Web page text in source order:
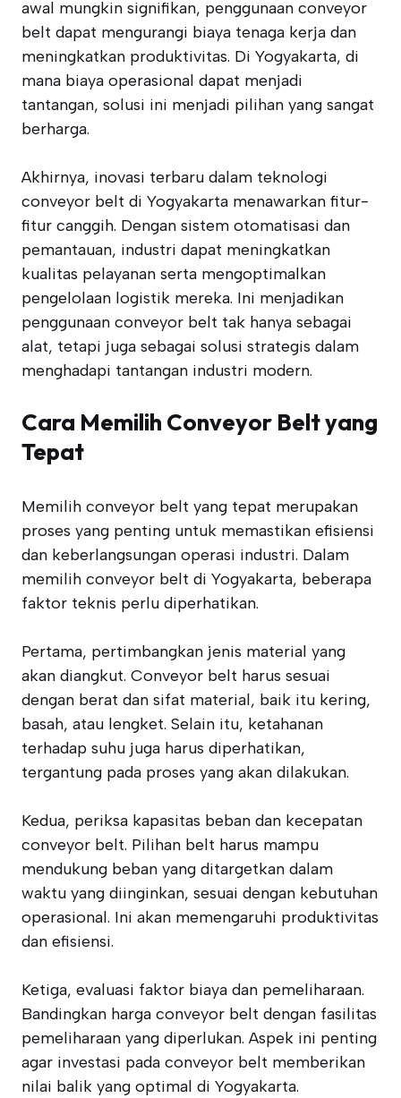
awal mungkin signifikan, penggunaan conveyor
belt dapat mengurangi biaya tenaga kerja dan
meningkatkan produktivitas. Di Yogyakarta, di
mana biaya operasional dapat menjadi
tantangan, solusi ini menjadi pilihan yang sangat
berharga.
Akhirnya, inovasi terbaru dalam teknologi
conveyor belt di Yogyakarta menawarkan fitur-
fitur canggih. Dengan sistem otomatisasi dan
pemantauan, industri dapat meningkatkan
kualitas pelayanan serta mengoptimalkan
pengelolaan logistik mereka. Ini menjadikan
penggunaan conveyor belt tak hanya sebagai
alat, tetapi juga sebagai solusi strategis dalam
menghadapi tantangan industri modern.
Cara Memilih Conveyor Belt yang
Tepat
Memilih conveyor belt yang tepat merupakan
proses yang penting untuk memastikan efisiensi
dan keberlangsungan operasi industri. Dalam
memilih conveyor belt di Yogyakarta, beberapa
faktor teknis perlu diperhatikan.
Pertama, pertimbangkan jenis material yang
akan diangkut. Conveyor belt harus sesuai
dengan berat dan sifat material, baik itu kering,
basah, atau lengket. Selain itu, ketahanan
terhadap suhu juga harus diperhatikan,
tergantung pada proses yang akan dilakukan.
Kedua, periksa kapasitas beban dan kecepatan
conveyor belt. Pilihan belt harus mampu
mendukung beban yang ditargetkan dalam
waktu yang diinginkan, sesuai dengan kebutuhan
operasional. Ini akan memengaruhi produktivitas
dan efisiensi.
Ketiga, evaluasi faktor biaya dan pemeliharaan.
Bandingkan harga conveyor belt dengan fasilitas
pemeliharaan yang diperlukan. Aspek ini penting
agar investasi pada conveyor belt memberikan
nilai balik yang optimal di Yogyakarta.